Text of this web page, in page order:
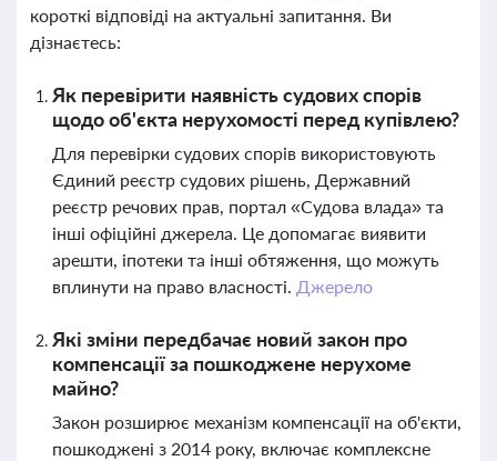
короткі відповіді на актуальні запитання. Ви
дізнаєтесь:
Як перевірити наявність судових спорів
щодо об'єкта нерухомості перед купівлею?
Для перевірки судових спорів використовують
Єдиний реєстр судових рішень, Державний
реєстр речових прав, портал «Судова влада» та
інші офіційні джерела. Це допомагає виявити
арешти, іпотеки та інші обтяження, що можуть
вплинути на право власності. Джерело
Які зміни передбачає новий закон про
компенсації за пошкоджене нерухоме
майно?
Закон розширює механізм компенсації на об'єкти,
пошкоджені з 2014 року, включає комплексне